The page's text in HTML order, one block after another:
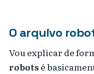
O arquivo
Vou explicar de
robotsé